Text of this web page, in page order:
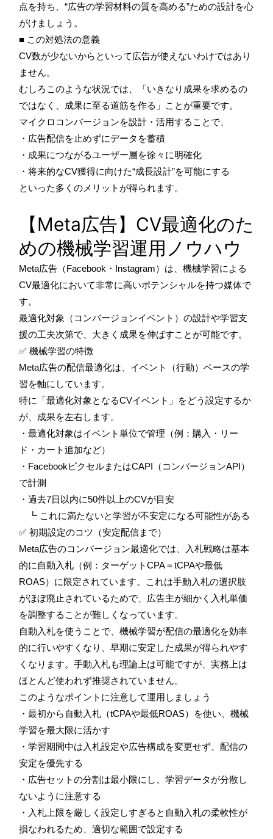
点を持ち、“広告の学習材料の質を高める”ための設計を心
がけましょう。
■ この対処法の意義
CV数が少ないからといって広告が使えないわけではあり
ません。
むしろこのような状況では、「いきなり成果を求めるの
ではなく、成果に至る道筋を作る」ことが重要です。
マイクロコンバージョンを設計・活用することで、
・広告配信を止めずにデータを蓄積
・成果につながるユーザー層を徐々に明確化
・将来的なCV獲得に向けた“成長設計”を可能にする
といった多くのメリットが得られます。
【Meta広告】CV最適化のた
めの機械学習運用ノウハウ
Meta広告（Facebook・Instagram）は、機械学習による
CV最適化において非常に高いポテンシャルを持つ媒体で
す。
最適化対象（コンバージョンイベント）の設計や学習支
援の工夫次第で、大きく成果を伸ばすことが可能です。
✅ 機械学習の特徴
Meta広告の配信最適化は、イベント（行動）ベースの学
習を軸にしています。
特に「最適化対象となるCVイベント」をどう設定するか
が、成果を左右します。
・最適化対象はイベント単位で管理（例：購入・リー
ド・カート追加など）
・FacebookピクセルまたはCAPI（コンバージョンAPI）
で計測
・過去7日以内に50件以上のCVが目安
┗ これに満たないと学習が不安定になる可能性がある
✅ 初期設定のコツ（安定配信まで）
Meta広告のコンバージョン最適化では、入札戦略は基本
的に自動入札（例：ターゲットCPA＝tCPAや最低
ROAS）に限定されています。これは手動入札の選択肢
がほぼ廃止されているためで、広告主が細かく入札単価
を調整することが難しくなっています。
自動入札を使うことで、機械学習が配信の最適化を効率
的に行いやすくなり、早期に安定した成果が得られやす
くなります。手動入札も理論上は可能ですが、実務上は
ほとんど使われず推奨されていません。
このようなポイントに注意して運用しましょう
・最初から自動入札（tCPAや最低ROAS）を使い、機械
学習を最大限に活かす
・学習期間中は入札設定や広告構成を変更せず、配信の
安定を優先する
・広告セットの分割は最小限にし、学習データが分散し
ないように注意する
・入札上限を厳しく設定しすぎると自動入札の柔軟性が
損なわれるため、適切な範囲で設定する